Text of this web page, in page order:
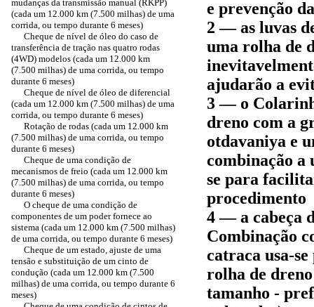
mudanças da transmissão manual (RKPP)
(cada um 12.000 km (7.500 milhas) de uma
corrida, ou tempo durante 6 meses)
Cheque de nível de óleo do caso de
transferência de tração nas quatro rodas
(4WD) modelos (cada um 12.000 km
(7.500 milhas) de uma corrida, ou tempo
durante 6 meses)
Cheque de nível de óleo de diferencial
(cada um 12.000 km (7.500 milhas) de uma
corrida, ou tempo durante 6 meses)
Rotação de rodas (cada um 12.000 km
(7.500 milhas) de uma corrida, ou tempo
durante 6 meses)
Cheque de uma condição de
mecanismos de freio (cada um 12.000 km
(7.500 milhas) de uma corrida, ou tempo
durante 6 meses)
O cheque de uma condição de
componentes de um poder fornece ao
sistema (cada um 12.000 km (7.500 milhas)
de uma corrida, ou tempo durante 6 meses)
Cheque de um estado, ajuste de uma
tensão e substituição de um cinto de
condução (cada um 12.000 km (7.500
milhas) de uma corrida, ou tempo durante 6
meses)
e prevenção
2 — as luvas
uma rolha de
ajudarão a
3 — o
dreno com a
otdavaniya e
combinação a
se para
procedimento
4 — a cabeça
Combinação
catraca usa-
rolha de
tamanho -